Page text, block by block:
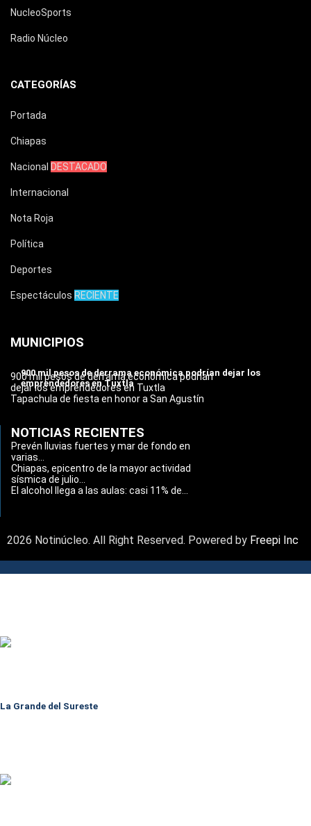
NucleoSports
Radio Núcleo
CATEGORÍAS
Portada
Chiapas
Nacional DESTACADO
Internacional
Nota Roja
Política
Deportes
Espectáculos RECIENTE
MUNICIPIOS
900 mil pesos de derrama económica podrían dejar los
emprendedores en Tuxtla
900 mil pesos de derrama económica podrían
dejar los emprendedores en Tuxtla
Tapachula de fiesta en honor a San Agustín
NOTICIAS RECIENTES
Prevén lluvias fuertes y mar de fondo en
varias...
Chiapas, epicentro de la mayor actividad
sísmica de julio...
El alcohol llega a las aulas: casi 11% de...
2026 Notinúcleo. All Right Reserved. Powered by Freepi Inc
La Grande del Sureste